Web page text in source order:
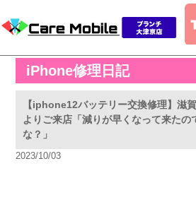
iPhone修理日記
【iphone12バッテリー交換修理】滋
よりご来店「減りが早くなって来たの
な？」
2023/10/03